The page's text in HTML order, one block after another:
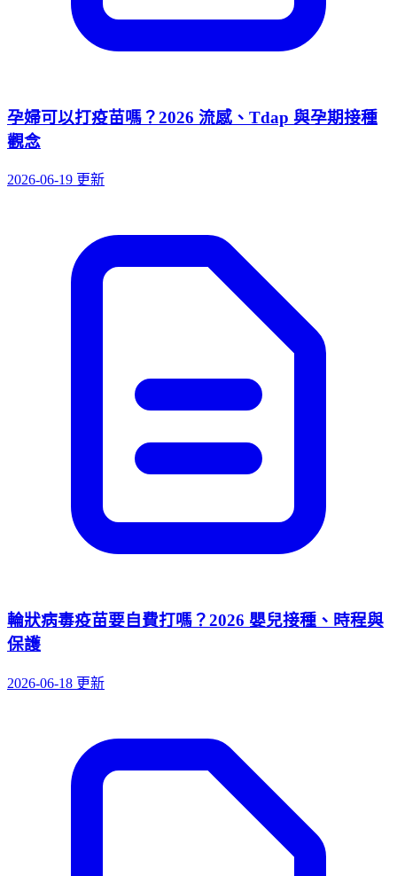
孕婦可以打疫苗嗎？2026 流感、Tdap 與孕期接種
觀念
2026-06-19 更新
輪狀病毒疫苗要自費打嗎？2026 嬰兒接種、時程與
保護
2026-06-18 更新